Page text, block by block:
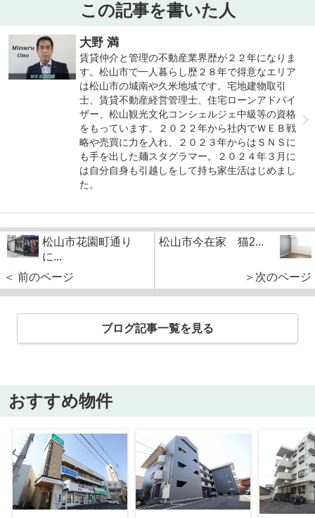
この記事を書いた人
大野 満
賃貸仲介と管理の不動産業界歴が２２年になりま
す。松山市で一人暮らし歴２８年で得意なエリア
は松山市の城南や久米地域です。宅地建物取引
士、賃貸不動産経営管理士、住宅ローンアドバイ
ザー、松山観光文化コンシェルジェ中級等の資格
をもっています。２０２２年から社内でＷＥＢ戦
略や売買に力を入れ、２０２３年からはＳＮＳに
も手を出した麺スタグラマー。２０２４年３月に
は自分自身も引越しをして持ち家生活はじめまし
た。
松山市花園町通り
に...
＜ 前のページ
松山市今在家 猫2...
＞次のページ
ブログ記事一覧を見る
おすすめ物件